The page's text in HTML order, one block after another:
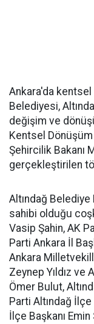
Ankara'da
Belediyesi,
değişim ve
Kentsel
Şehircilik Bakanı
gerçekleştirilen
Altındağ Belediye
sahibi olduğu
Vasip Şahin, AK
Parti Ankara İl
Ankara
Zeynep Yıldız ve
Ömer Bulut,
Parti Altındağ İlçe
İlçe Başkanı Emin